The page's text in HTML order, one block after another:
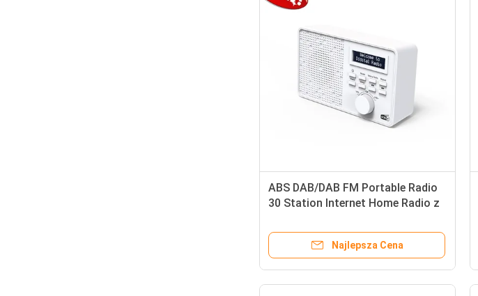
ABS DAB/DAB FM Portable Radio
30 Station Internet Home Radio z
Najlepsza Cena